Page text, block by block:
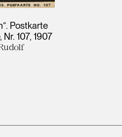
Postkarte
107 1907